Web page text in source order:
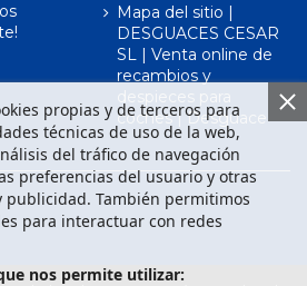
Mapa del sitio |
DESGUACES CESAR
SL | Venta online de
recambios y
despieces para
coches | Desguace
propias y de terceros para
técnicas de uso de la web,
del tráfico de navegación
preferencias del usuario y otras
publicidad. También permitimos
para interactuar con redes
nos permite utilizar: